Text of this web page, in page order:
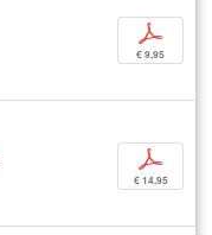
p
€ 9,95
p
€ 14,95